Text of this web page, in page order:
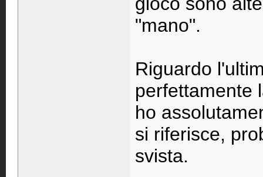
"mano".
Riguardo
perfettamente
ho
si riferisce,
svista.